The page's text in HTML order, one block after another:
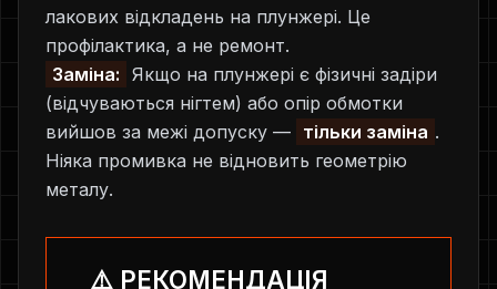
лакових відкладень на плунжері. Це
профілактика, а не ремонт.
Заміна: Якщо на плунжері є фізичні задіри
(відчуваються нігтем) або опір обмотки
вийшов за межі допуску — тільки заміна .
Ніяка промивка не відновить геометрію
металу.
⚠️ РЕКОМЕНДАЦІЯ